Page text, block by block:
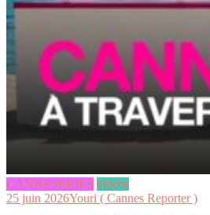
CANNESERIES videos
25 juin 2026Youri ( Cannes Reporter )